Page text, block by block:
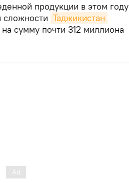
продукции в этом году
сложности Таджикистан
сумму почти 312 миллиона